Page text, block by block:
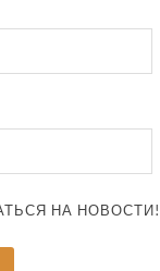
НА НОВОСТИ!